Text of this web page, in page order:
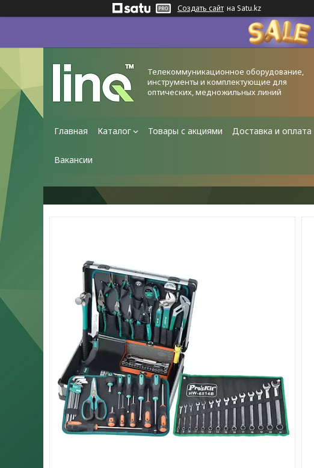
Создать сайт на Satu.kz
Телекоммуникационное оборудование,
инструменты и комплектующие для
оптических, медножильных линий
Главная Каталог Товары с акциями Доставка и оплата
Вакансии